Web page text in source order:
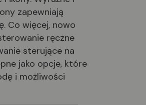
zapewniają
Co więcej, nowo
ręczne
sterujące na
jako opcje, które
i możliwości